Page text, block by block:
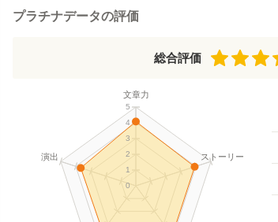
プラチナデータの評価
総合評価
文章力
ストーリー
演出
0
1
2
3
4
5